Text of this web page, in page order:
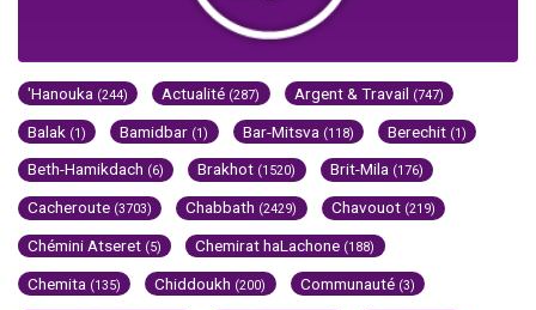
'Hanouka (244) Actualité (287) Argent & Travail (747)
Balak (1) Bamidbar (1) Bar-Mitsva (118) Berechit (1)
Beth-Hamikdach (6) Brakhot (1520) Brit-Mila (176)
Cacheroute (3703) Chabbath (2429) Chavouot (219)
Chémini Atseret (5) Chemirat haLachone (188)
Chemita (135) Chiddoukh (200) Communauté (3)